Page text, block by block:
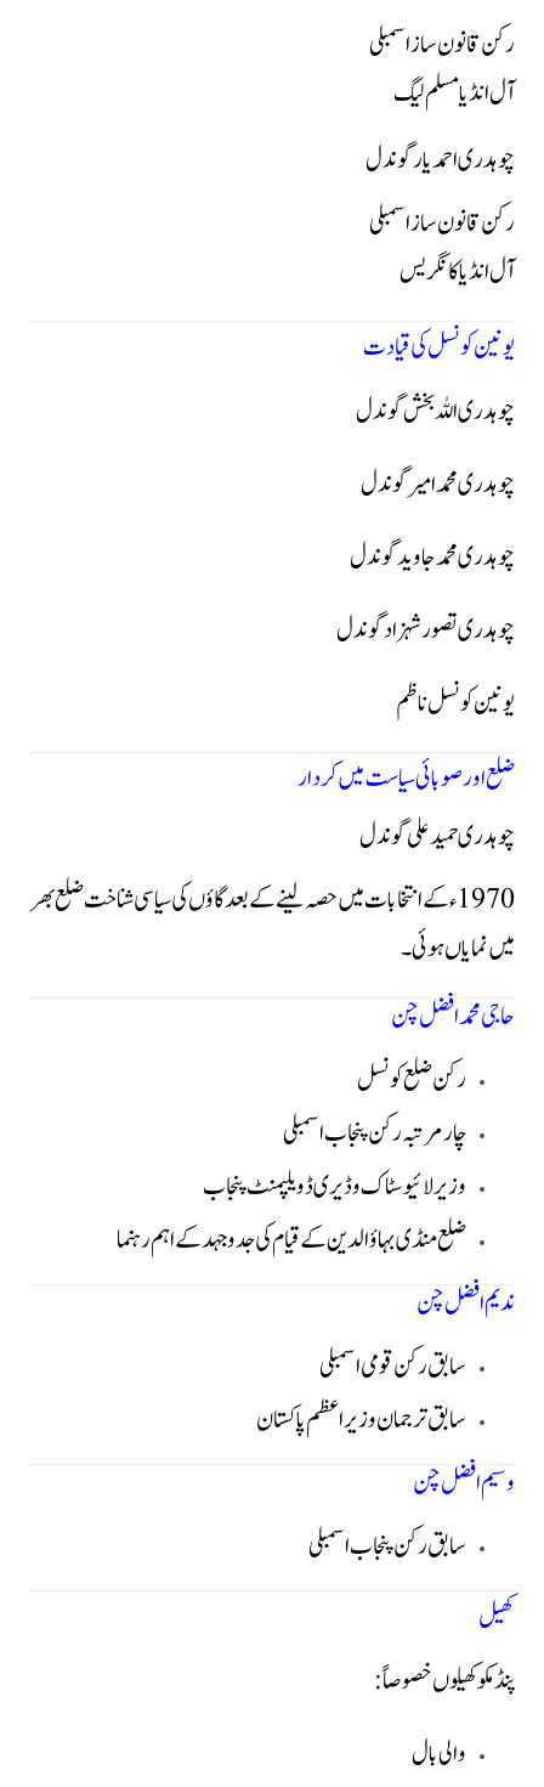
رکن قانون ساز اسمبلی
آل انڈیا مسلم لیگ
چوہدری احمد یار گوندل
رکن قانون ساز اسمبلی
آل انڈیا کانگریس
یونین کونسل کی قیادت
چوہدری اللہ بخش گوندل
چوہدری محمد امیر گوندل
چوہدری محمد جاوید گوندل
چوہدری تصور شہزاد گوندل
یونین کونسل ناظم
ضلع اور صوبائی سیاست میں کردار
چوہدری حمید علی گوندل
1970ء کے انتخابات میں حصہ لینے کے بعد گاؤں کی سیاسی شناخت ضلع بھر
میں نمایاں ہوئی۔
حاجی محمد افضل چن
رکن ضلع کونسل
چار مرتبہ رکن پنجاب اسمبلی
وزیر لائیوسٹاک و ڈیری ڈویلپمنٹ پنجاب
ضلع منڈی بہاؤالدین کے قیام کی جدوجہد کے اہم رہنما
ندیم افضل چن
سابق رکن قومی اسمبلی
سابق ترجمان وزیر اعظم پاکستان
وسیم افضل چن
سابق رکن پنجاب اسمبلی
کھیل
پنڈ مکو کھیلوں خصوصاً:
والی بال